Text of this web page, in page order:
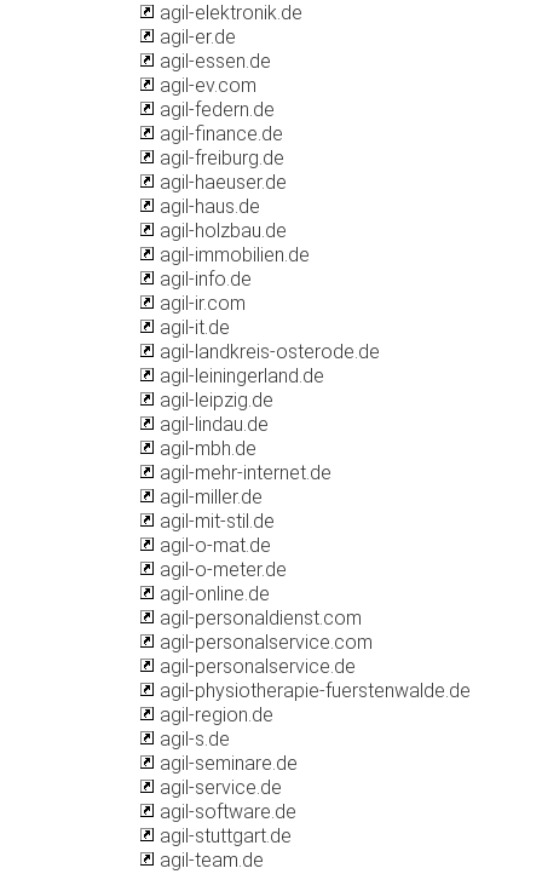
agil-elektronik.de
agil-er.de
agil-essen.de
agil-ev.com
agil-federn.de
agil-finance.de
agil-freiburg.de
agil-haeuser.de
agil-haus.de
agil-holzbau.de
agil-immobilien.de
agil-info.de
agil-ir.com
agil-it.de
agil-landkreis-osterode.de
agil-leiningerland.de
agil-leipzig.de
agil-lindau.de
agil-mbh.de
agil-mehr-internet.de
agil-miller.de
agil-mit-stil.de
agil-o-mat.de
agil-o-meter.de
agil-online.de
agil-personaldienst.com
agil-personalservice.com
agil-personalservice.de
agil-physiotherapie-fuerstenwalde.de
agil-region.de
agil-s.de
agil-seminare.de
agil-service.de
agil-software.de
agil-stuttgart.de
agil-team.de